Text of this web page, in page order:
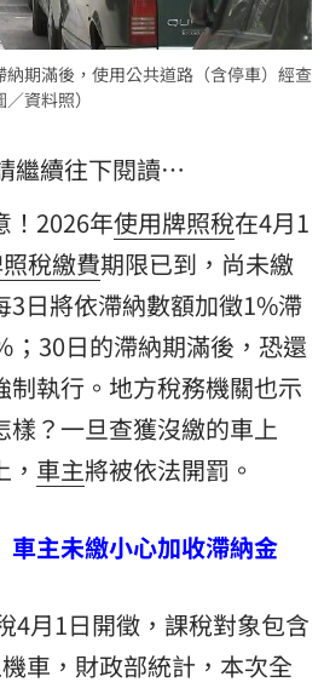
期滿後，使用公共道路（含停車）經查
資料照）
繼續往下閱讀…
！2026年使用牌照稅在4月1
稅繳費期限已到，尚未繳
3日將依滯納數額加徵1%滯
；30日的滯納期滿後，恐還
制執行。地方稅務機關也示
樣？一旦查獲沒繳的車上
車主將被依法開罰。
主未繳小心加收滯納金
4月1日開徵，課稅對象包含
車，財政部統計，本次全